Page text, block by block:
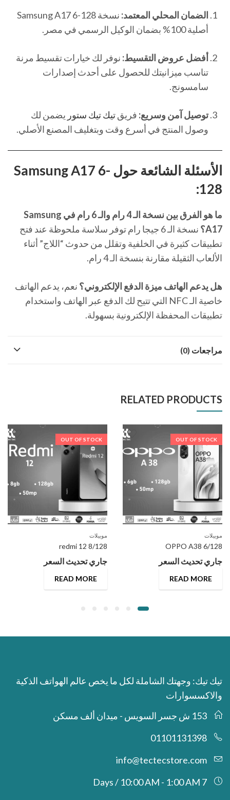
الضمان المحلي المعتمد:
نسخة Samsung A17 6-128
أصلية 100% بضمان الوكيل الرسمي في مصر.
أفضل عروض التقسيط: نوفر لك خيارات تقسيط مرنة
تناسب ميزانيتك للحصول على أحدث إصدارات
سامسونج.
توصيل آمن وسريع: فريقتيك تيك ستور يضمن لك
وصول المنتج في أسرع وقت وبتغليف المصنع الأصلي.
الأسئلة الشائعة حول Samsung A17 6-
128:
ما هو الفرق بين نسخة الـ 4 رام والـ 6 رام في Samsung
A17؟
نسخة الـ 6 جيجا رام توفر سلاسة ملحوظة عند فتح
تطبيقات كثيرة في الخلفية وتقلل من حدوث “اللاج” أثناء
الألعاب الثقيلة مقارنة بنسخة الـ 4 رام.
هل يدعم الهاتف ميزة الدفع الإلكتروني؟ نعم، يدعم الهاتف
خاصية الـ NFC التي تتيح لك الدفع عبر الهاتف واستخدام
تطبيقات المحفظة الإلكترونية بسهولة.
مراجعات (0)
RELATED PRODUCTS
OUT OF STOCK
موبيلات
OPPO A38 6/128
جاري تحديث السعر
READ MORE
OUT OF STOCK
موبيلات
redmi 12 8/128
جاري تحديث السعر
READ MORE
تيك تيك: وجهتك الشاملة لكل ما يخص عالم الهواتف الذكية
والاكسسوارات
153 ش جسر السويس - ميدان ألف مسكن
01101131398
info@tectecstore.com
7 Days / 10:00 AM - 1:00 AM